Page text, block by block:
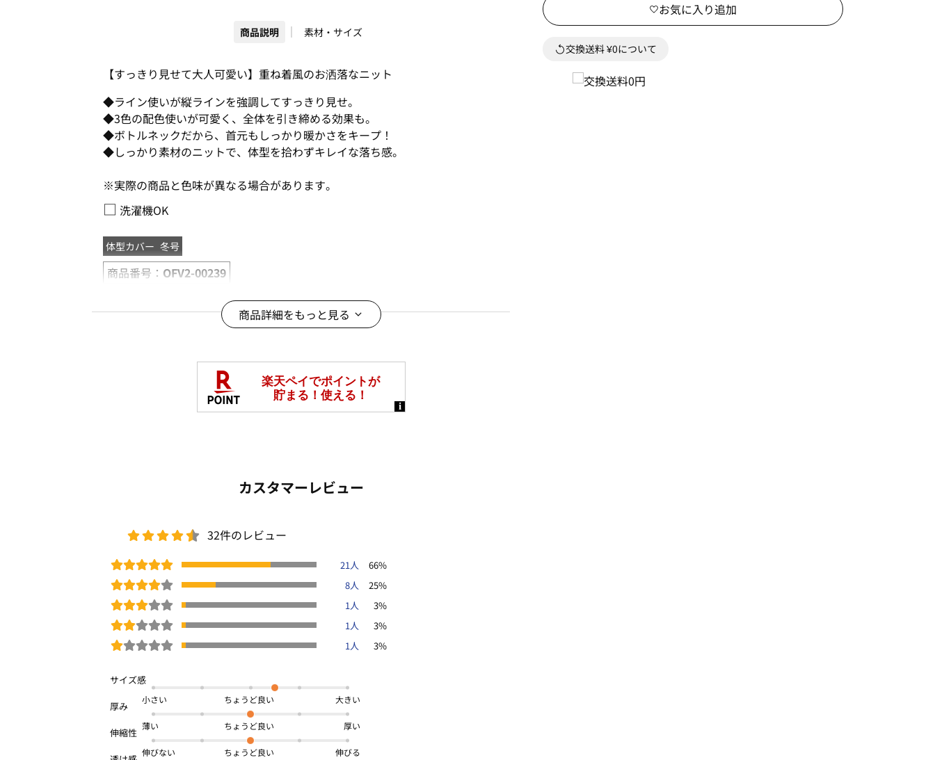
商品説明 素材・サイズ
【すっきり見せて大人可愛い】重ね着風のお洒落なニット
◆ライン使いが縦ラインを強調してすっきり見せ。
◆3色の配色使いが可愛く、全体を引き締める効果も。
◆ボトルネックだから、首元もしっかり暖かさをキープ！
◆しっかり素材のニットで、体型を拾わずキレイな落ち感。
※実際の商品と色味が異なる場合があります。
□ 洗濯機OK
体型カバー 冬号
商品番号： OFV2-00239
商品詳細をもっと見る
カスタマーレビュー
32件のレビュー
21人
66%
8人
25%
1人
3%
1人
3%
1人
3%
小さい 大きい
薄い 厚い
伸びない 伸びる
交換送料 ¥0について